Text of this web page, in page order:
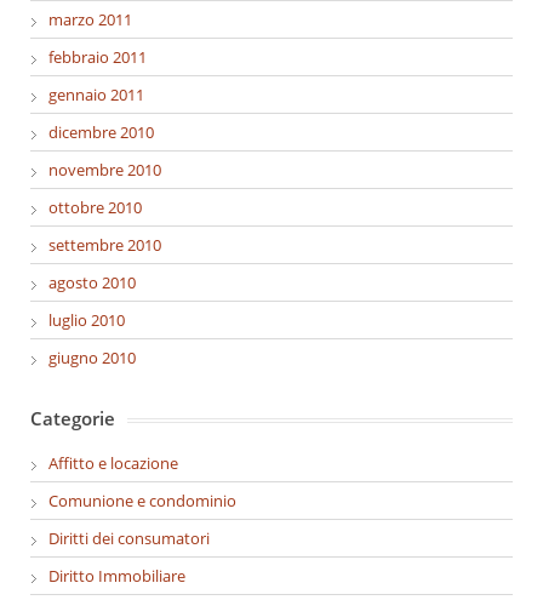
marzo 2011
febbraio 2011
gennaio 2011
dicembre 2010
novembre 2010
ottobre 2010
settembre 2010
agosto 2010
luglio 2010
giugno 2010
Categorie
Affitto e locazione
Comunione e condominio
Diritti dei consumatori
Diritto Immobiliare